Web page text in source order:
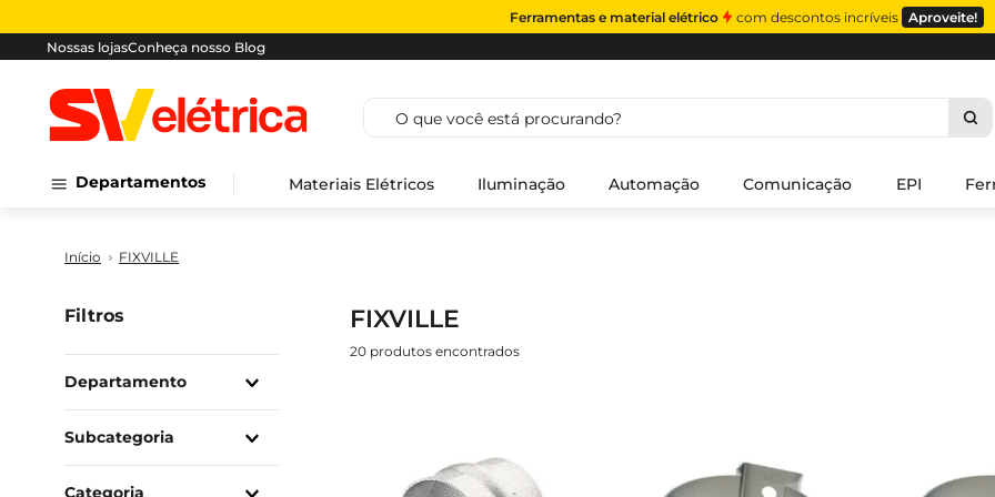
Ferramentas e material elétrico com descontos incríveis Aproveite!
Nossas lojasConheça nosso Blog
O que você está procurando?
Departamentos Materiais Elétricos Iluminação Automação Comunicação EPI
FIXVILLE
Filtros
Departamento
Materiais Elétricos
Subcategoria
Eletrodutos E
Acessórios
Categoria
FIXVILLE
20 produtos